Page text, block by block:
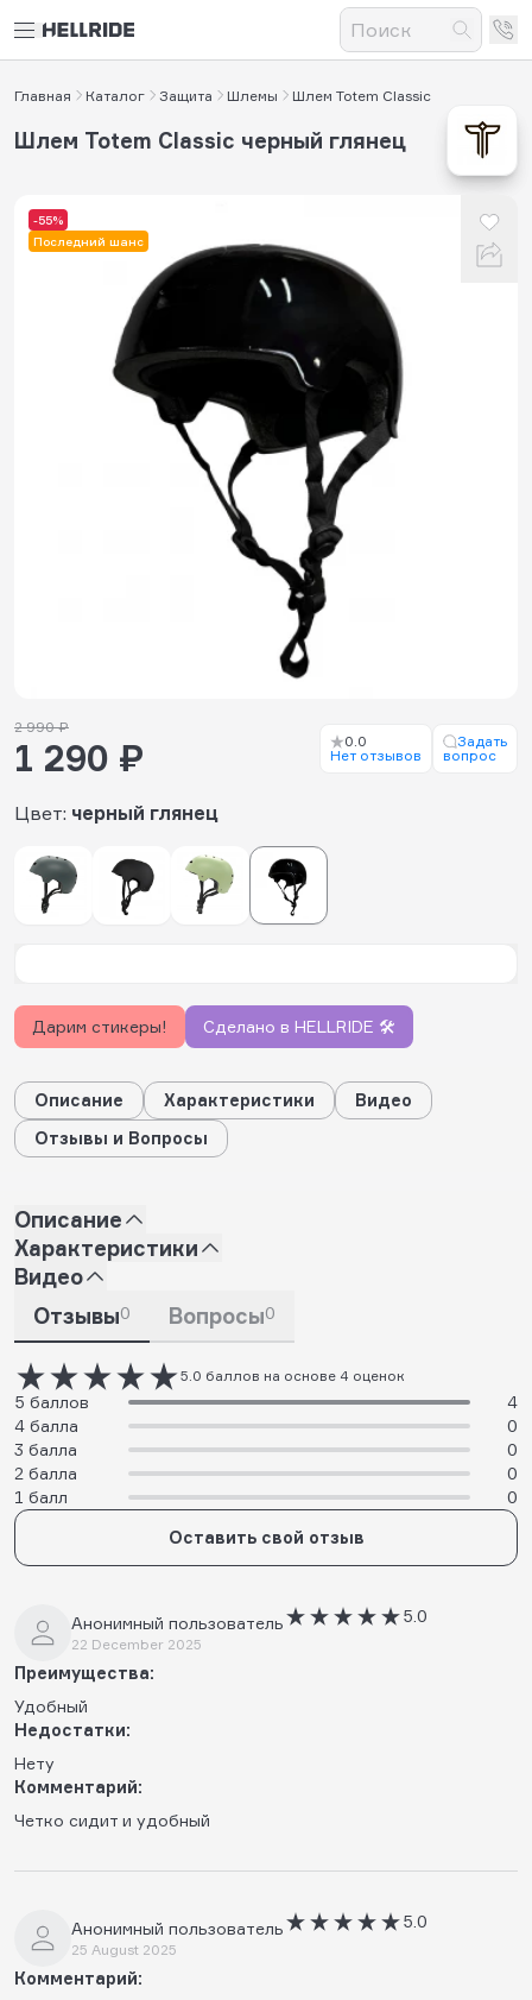
Главная Каталог Защита Шлемы Шлем Totem Classic
-55%
Последний шанс
Шлем Totem Classic черный глянец
Цвет: черный глянец
2 990 ₽
1 290 ₽
0.0
Нет отзывов
Задать
вопрос
Дарим стикеры! Сделано в HELLRIDE 🛠️
Описание Характеристики
Видео
Отзывы и Вопросы
Описание
Характеристики
Видео
Отзывы0 Вопросы0
5.0 баллов на основе 4 оценок
5 баллов
4
4 балла
0
3 балла
0
2 балла
0
1 балл
0
Оставить свой отзыв
Анонимный пользователь
22 December 2025
5.0
Преимущества:
Удобный
Недостатки:
Нету
Комментарий:
Четко сидит и удобный
Анонимный пользователь
25 August 2025
5.0
Комментарий: